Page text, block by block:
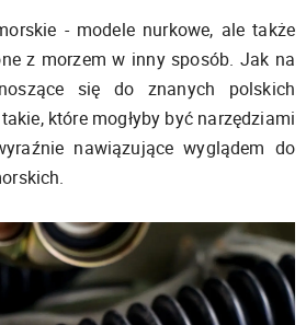
- modele nurkowe, ale także
z morzem w inny sposób. Jak na
się do znanych polskich
które mogłyby być narzędziami
nawiązujące wyglądem do